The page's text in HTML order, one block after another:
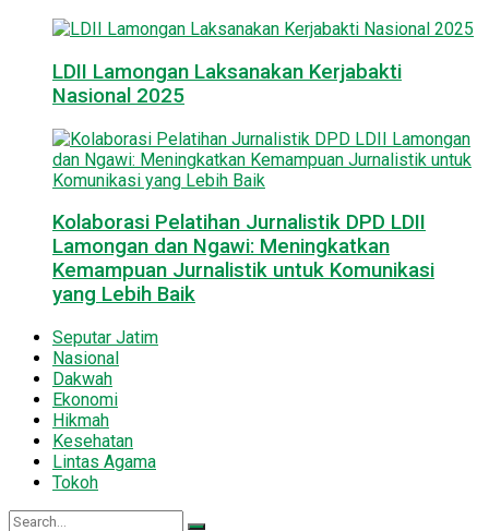
LDII Lamongan Laksanakan Kerjabakti
Nasional 2025
Kolaborasi Pelatihan Jurnalistik DPD LDII
Lamongan dan Ngawi: Meningkatkan
Kemampuan Jurnalistik untuk Komunikasi
yang Lebih Baik
Seputar Jatim
Nasional
Dakwah
Ekonomi
Hikmah
Kesehatan
Lintas Agama
Tokoh